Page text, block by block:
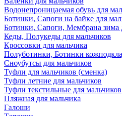
Водонепроницаемая обувь для
Ботинки, Сапоги на байке для
Ботинки, Сапоги, Мембрана зима
Кеды, Полукеды для мальчиков
Кроссовки для мальчика
Полуботинки, Ботинки
Сноубутсы для мальчиков
Туфли для мальчиков (сменка)
Туфли летние для мальчиков
Туфли текстильные для мальчиков
Пляжная для мальчика
Галоши